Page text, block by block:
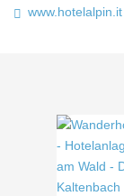
www.hotelalpin.it